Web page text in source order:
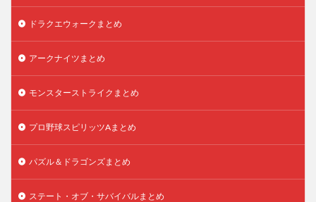
ドラクエウォークまとめ
アークナイツまとめ
モンスターストライクまとめ
プロ野球スピリッツAまとめ
パズル＆ドラゴンズまとめ
ステート・オブ・サバイバルまとめ